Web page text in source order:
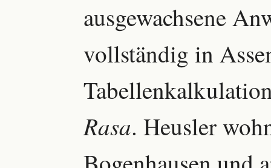
ausgewachsene
vollständig in
Rasa. Heusler